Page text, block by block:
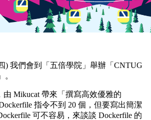
) 我們會到「五倍學院」舉辦「CNTUG
。
由 Mikucat 帶來「撰寫高效優雅的
指令不到 20 個，但要寫出簡潔
可不容易，來談談 Dockerfile 的